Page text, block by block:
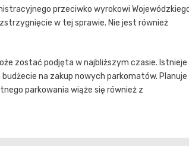
przeciwko wyrokowi
w tej sprawie. Nie jest również
zostać podjęta w najbliższym czasie. Istnieje
na zakup nowych parkomatów. Planuje
parkowania wiąże się również z